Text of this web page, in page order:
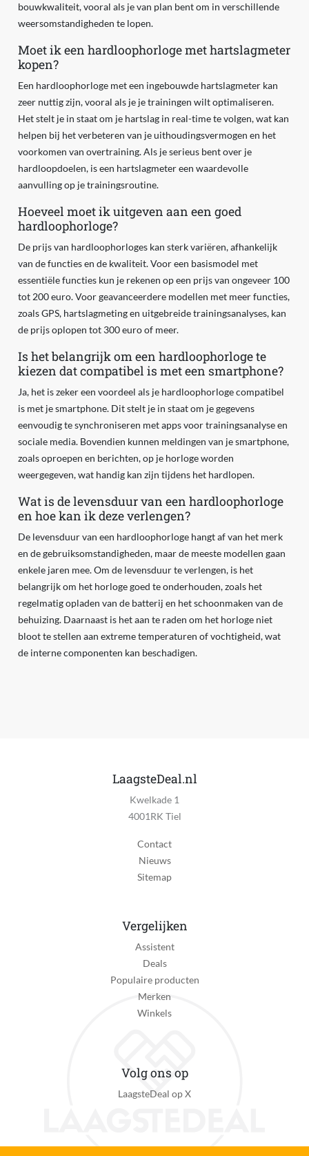
bouwkwaliteit, vooral als je van plan bent om in verschillende
weersomstandigheden te lopen.
Moet ik een hardloophorloge met hartslagmeter
kopen?
Een hardloophorloge met een ingebouwde hartslagmeter kan
zeer nuttig zijn, vooral als je je trainingen wilt optimaliseren.
Het stelt je in staat om je hartslag in real-time te volgen, wat kan
helpen bij het verbeteren van je uithoudingsvermogen en het
voorkomen van overtraining. Als je serieus bent over je
hardloopdoelen, is een hartslagmeter een waardevolle
aanvulling op je trainingsroutine.
Hoeveel moet ik uitgeven aan een goed
hardloophorloge?
De prijs van hardloophorloges kan sterk variëren, afhankelijk
van de functies en de kwaliteit. Voor een basismodel met
essentiële functies kun je rekenen op een prijs van ongeveer 100
tot 200 euro. Voor geavanceerdere modellen met meer functies,
zoals GPS, hartslagmeting en uitgebreide trainingsanalyses, kan
de prijs oplopen tot 300 euro of meer.
Is het belangrijk om een hardloophorloge te
kiezen dat compatibel is met een smartphone?
Ja, het is zeker een voordeel als je hardloophorloge compatibel
is met je smartphone. Dit stelt je in staat om je gegevens
eenvoudig te synchroniseren met apps voor trainingsanalyse en
sociale media. Bovendien kunnen meldingen van je smartphone,
zoals oproepen en berichten, op je horloge worden
weergegeven, wat handig kan zijn tijdens het hardlopen.
Wat is de levensduur van een hardloophorloge
en hoe kan ik deze verlengen?
De levensduur van een hardloophorloge hangt af van het merk
en de gebruiksomstandigheden, maar de meeste modellen gaan
enkele jaren mee. Om de levensduur te verlengen, is het
belangrijk om het horloge goed te onderhouden, zoals het
regelmatig opladen van de batterij en het schoonmaken van de
behuizing. Daarnaast is het aan te raden om het horloge niet
bloot te stellen aan extreme temperaturen of vochtigheid, wat
de interne componenten kan beschadigen.
LaagsteDeal.nl
Kwelkade 1
4001RK Tiel
Contact
Nieuws
Sitemap
Vergelijken
Assistent
Deals
Populaire producten
Merken
Winkels
Volg ons op
LaagsteDeal op X